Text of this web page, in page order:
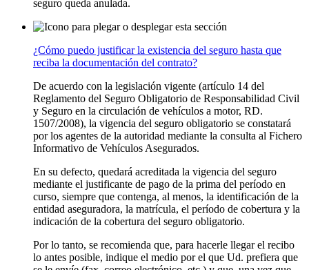
seguro queda anulada.
¿Cómo puedo justificar la existencia del seguro hasta que
reciba la documentación del contrato?
De acuerdo con la legislación vigente (artículo 14 del
Reglamento del Seguro Obligatorio de Responsabilidad Civil
y Seguro en la circulación de vehículos a motor, RD.
1507/2008), la vigencia del seguro obligatorio se constatará
por los agentes de la autoridad mediante la consulta al Fichero
Informativo de Vehículos Asegurados.
En su defecto, quedará acreditada la vigencia del seguro
mediante el justificante de pago de la prima del período en
curso, siempre que contenga, al menos, la identificación de la
entidad aseguradora, la matrícula, el período de cobertura y la
indicación de la cobertura del seguro obligatorio.
Por lo tanto, se recomienda que, para hacerle llegar el recibo
lo antes posible, indique el medio por el que Ud. prefiera que